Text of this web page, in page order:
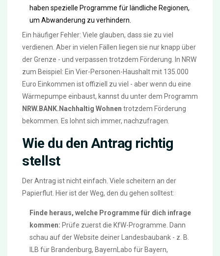
haben spezielle Programme für ländliche Regionen,
um Abwanderung zu verhindern.
Ein häufiger Fehler: Viele glauben, dass sie zu viel
verdienen. Aber in vielen Fällen liegen sie nur knapp über
der Grenze - und verpassen trotzdem Förderung. In NRW
zum Beispiel: Ein Vier-Personen-Haushalt mit 135.000
Euro Einkommen ist offiziell zu viel - aber wenn du eine
Wärmepumpe einbaust, kannst du unter dem Programm
NRW.BANK.Nachhaltig Wohnen trotzdem Förderung
bekommen. Es lohnt sich immer, nachzufragen.
Wie du den Antrag richtig
stellst
Der Antrag ist nicht einfach. Viele scheitern an der
Papierflut. Hier ist der Weg, den du gehen solltest:
Finde heraus, welche Programme für dich infrage
kommen: Prüfe zuerst die KfW-Programme. Dann
schau auf der Website deiner Landesbaubank - z. B.
ILB für Brandenburg, BayernLabo für Bayern,